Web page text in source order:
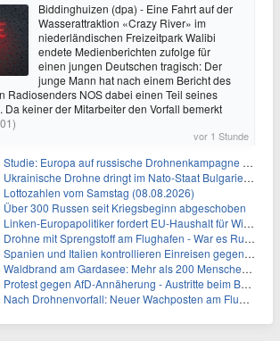
Biddinghuizen (dpa) - Eine Fahrt auf der
Wasserattraktion «Crazy River» im
niederländischen Freizeitpark Walibi
endete Medienberichten zufolge für
einen jungen Deutschen tragisch: Der
junge Mann hat nach einem Bericht des
Radiosenders NOS dabei einen Teil seines
Da keiner der Mitarbeiter den Vorfall bemerkt
vor 1 Stunde
Studie: Europa auf russische Drohnenkampagne unzureichend vorbereitet
Ukrainische Drohne dringt im Nato-Staat Bulgarien ein
Lottozahlen vom Samstag (08.08.2026)
Über 300 Russen seit Kriegsbeginn abgeschoben
Linken-Europapolitiker fordert EU-Haushalt für Wirtschaftsumbau
Drohne mit Sprengstoff am Flughafen - War es Russland?
Spanien und Italien kontrollieren Einreisen gegenseitig
Waldbrand am Gardasee: Mehr als 200 Menschen evakuiert
Protest gegen AfD-Annäherung - Austritte beim BSW Sachsen-Anhalt
Nach Drohnenvorfall: Neuer Wachposten am Flughafen